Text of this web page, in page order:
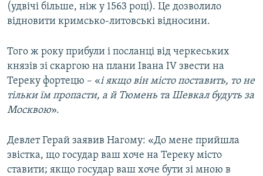
(удвічі більше, ніж у 1563 році). Це дозволило
відновити кримсько-литовські відносини.
Того ж року прибули і посланці від черкеських
князів зі скаргою на плани Івана IV звести на
Тереку фортецю – «і якщо він місто поставить, то не
тільки їм пропасти, а й Тюмень та Шевкал будуть за
Москвою».
Девлет Герай заявив Нагому: «До мене прийшла
звістка, що государ ваш хоче на Тереку місто
ставити; якщо государ ваш хоче бути зі мною в